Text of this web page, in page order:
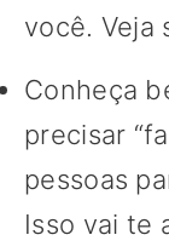
você. Veja
Conheça
precisar
pessoas
Isso vai te